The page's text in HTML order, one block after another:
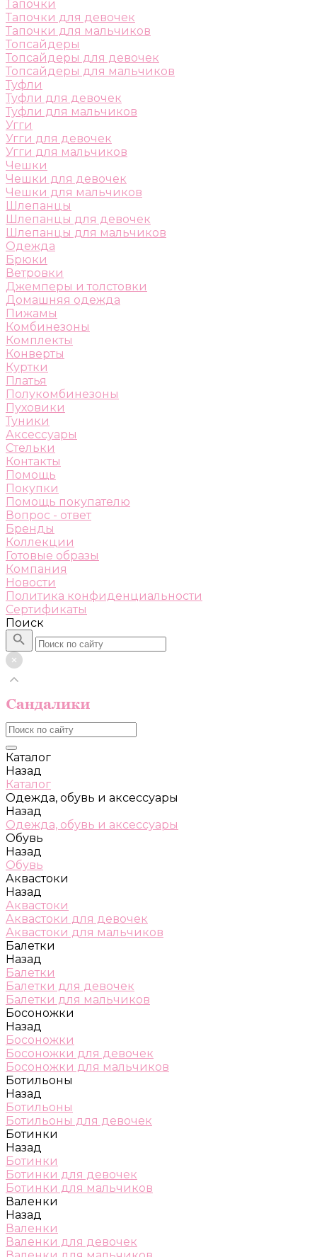
Тапочки
Тапочки для девочек
Тапочки для мальчиков
Топсайдеры
Топсайдеры для девочек
Топсайдеры для мальчиков
Туфли
Туфли для девочек
Туфли для мальчиков
Угги
Угги для девочек
Угги для мальчиков
Чешки
Чешки для девочек
Чешки для мальчиков
Шлепанцы
Шлепанцы для девочек
Шлепанцы для мальчиков
Одежда
Брюки
Ветровки
Джемперы и толстовки
Домашняя одежда
Пижамы
Комбинезоны
Комплекты
Конверты
Куртки
Платья
Полукомбинезоны
Пуховики
Туники
Аксессуары
Стельки
Контакты
Помощь
Покупки
Помощь покупателю
Вопрос - ответ
Бренды
Коллекции
Готовые образы
Компания
Новости
Политика конфиденциальности
Сертификаты
Поиск
Каталог
Назад
Каталог
Одежда, обувь и аксессуары
Назад
Одежда, обувь и аксессуары
Обувь
Назад
Обувь
Аквастоки
Назад
Аквастоки
Аквастоки для девочек
Аквастоки для мальчиков
Балетки
Назад
Балетки
Балетки для девочек
Балетки для мальчиков
Босоножки
Назад
Босоножки
Босоножки для девочек
Босоножки для мальчиков
Ботильоны
Назад
Ботильоны
Ботильоны для девочек
Ботинки
Назад
Ботинки
Ботинки для девочек
Ботинки для мальчиков
Валенки
Назад
Валенки
Валенки для девочек